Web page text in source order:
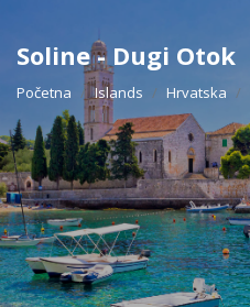
Soline - Dugi Otok
Početna Islands Hrvatska